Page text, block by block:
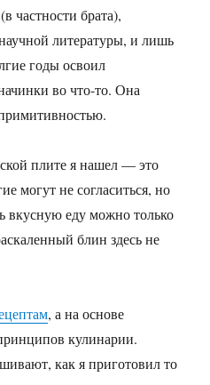
частности брата),
литературы, и лишь
годы освоил
во что-то. Она
плите я нашел — это
могут не согласиться, но
вкусную еду можно только
блин здесь не
, а на основе
кулинарии.
как я приготовил то